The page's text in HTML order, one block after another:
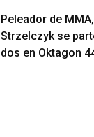
Peleador de
Strzelczyk se
dos en Oktagon